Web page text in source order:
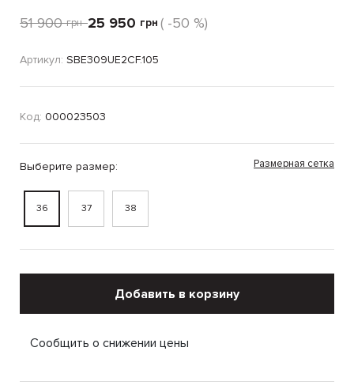
51 900 грн 25 950 грн ( -50 %)
Артикул: SBE309UE2CF.105
Код: 000023503
Выберите размер:
36 37 38
Размерная сетка
Добавить в корзину
Сообщить о снижении цены